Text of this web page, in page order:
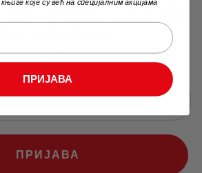
ПРИЈАВА
које су већ на специјалним акцијама
ПРИЈАВА